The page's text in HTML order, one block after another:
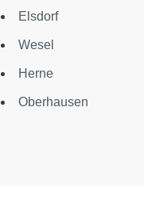
Elsdorf
Wesel
Herne
Oberhausen